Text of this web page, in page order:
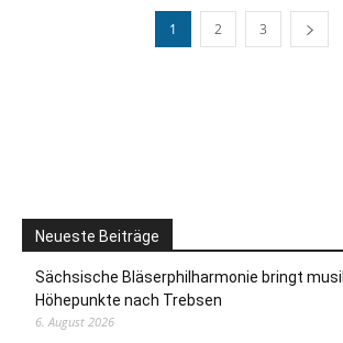
1 2 3
Neueste Beiträge
Sächsische Bläserphilharmonie bringt
Höhepunkte nach Trebsen
6. August 2026